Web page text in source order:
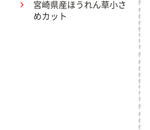
宮崎県産ほうれん草小さ
めカット